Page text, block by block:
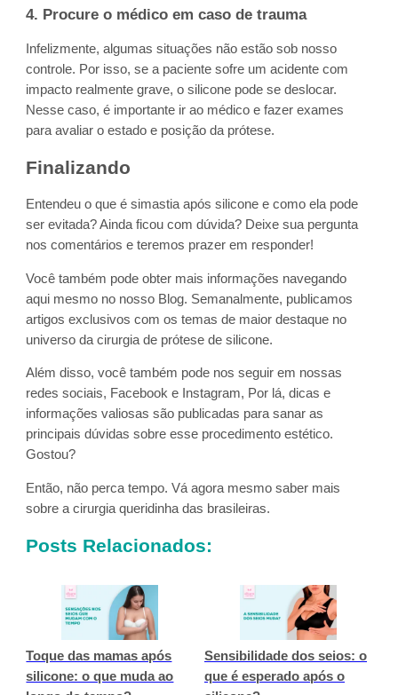
4. Procure o médico em caso de trauma
Infelizmente, algumas situações não estão sob nosso
controle. Por isso, se a paciente sofre um acidente com
impacto realmente grave, o silicone pode se deslocar.
Nesse caso, é importante ir ao médico e fazer exames
para avaliar o estado e posição da prótese.
Finalizando
Entendeu o que é simastia após silicone e como ela pode
ser evitada? Ainda ficou com dúvida? Deixe sua pergunta
nos comentários e teremos prazer em responder!
Você também pode obter mais informações navegando
aqui mesmo no nosso Blog. Semanalmente, publicamos
artigos exclusivos com os temas de maior destaque no
universo da cirurgia de prótese de silicone.
Além disso, você também pode nos seguir em nossas
redes sociais, Facebook e Instagram, Por lá, dicas e
informações valiosas são publicadas para sanar as
principais dúvidas sobre esse procedimento estético.
Gostou?
Então, não perca tempo. Vá agora mesmo saber mais
sobre a cirurgia queridinha das brasileiras.
Posts Relacionados:
Toque das mamas após
silicone: o que muda ao
Sensibilidade dos seios: o
que é esperado após o